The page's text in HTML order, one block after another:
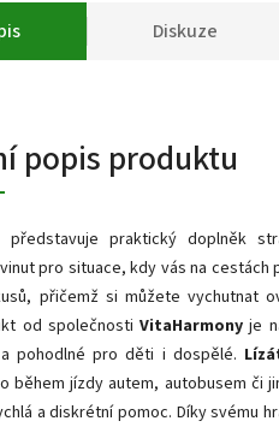
Diskuze
popis produktu
představuje praktický doplněk
pro situace, kdy vás na cestách
přičemž si můžete vychutnat
od společnostiVitaHarmony je
pohodlné pro děti i dospělé.
během jízdy autem, autobusem či
a diskrétní pomoc. Díky svému